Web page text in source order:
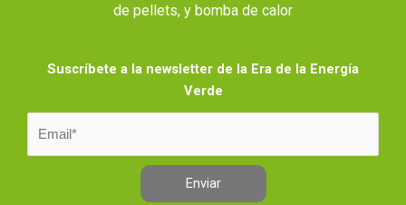
de pellets, y bomba de calor
Suscríbete a la newsletter de la Era de la Energía
Verde
Enviar